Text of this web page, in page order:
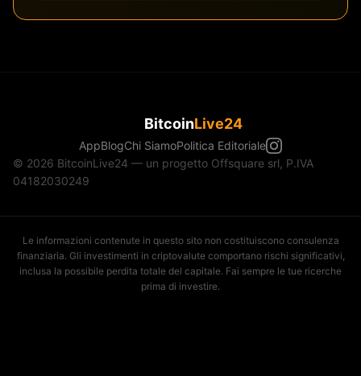
BitcoinLive24
AppBlogChi SiamoPolitica Editoriale
© 2026 BitcoinLive24 — un progetto Offsquare srl, P.IVA
04182030249
Le informazioni contenute in questo sito non costituiscono consulenza
finanziaria. Gli investimenti in criptovalute comportano rischi significativi,
inclusa la possibile perdita totale del capitale. Fai sempre le tue ricerche
prima di investire.